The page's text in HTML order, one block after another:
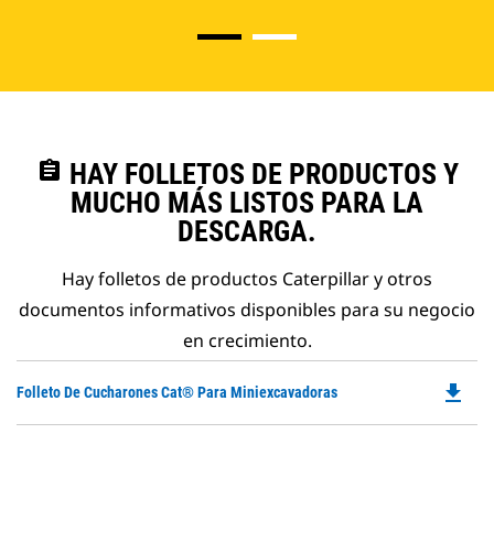
assignment HAY FOLLETOS DE PRODUCTOS Y
MUCHO MÁS LISTOS PARA LA
DESCARGA.
Hay folletos de productos Caterpillar y otros
documentos informativos disponibles para su negocio
en crecimiento.
Folleto De Cucharones Cat® Para Miniexcavadoras file_download